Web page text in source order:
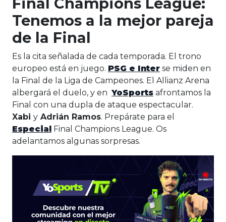
Tenemos a la mejor pareja
de la Final
Es la cita señalada de cada temporada. El trono
europeo está en juego. PSG e Inter se miden en
la Final de la Liga de Campeones. El Allianz Arena
albergará el duelo, y en YoSports afrontamos la
Final con una dupla de ataque espectacular.
Xabi y Adrián Ramos. Prepárate para el
Especial
Final Champions League. Os
adelantamos algunas sorpresas.